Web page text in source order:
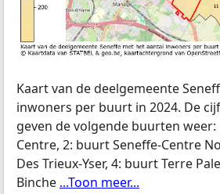
Kaart van de deelgemeente
inwoners per buurt in 2024. De
geven de volgende buurten
Centre, 2: buurt Seneffe-Centre
Des Trieux-Yser, 4: buurt Terre
Binche ...Toon meer...